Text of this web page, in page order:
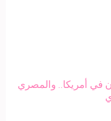
في أمريكا.. والمصري